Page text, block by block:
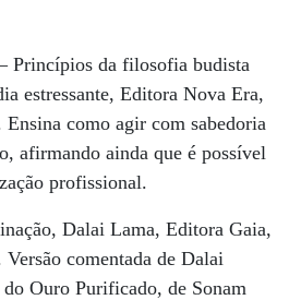
Princípios da filosofia budista
estressante, Editora Nova Era,
como agir com sabedoria
afirmando ainda que é possível
profissional.
Dalai Lama, Editora Gaia,
comentada de Dalai
do Ouro Purificado, de Sonam